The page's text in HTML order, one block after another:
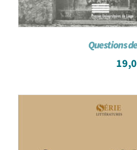
Questions